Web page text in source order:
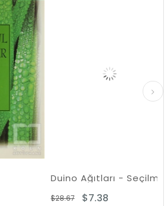
İndirim
%50İndirim
Duino Ağıtları - Seçilmiş Şiirler
$7.38
$28.67